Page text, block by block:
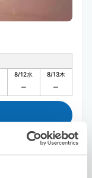
8/12水 8/13木